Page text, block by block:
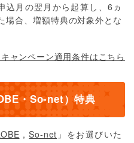
月の翌月から起算し、6ヵ
場合、増額特典の対象外とな
キャンペーン適用条件はこちら
・So-net）特典
,So-net 」をお選びいた